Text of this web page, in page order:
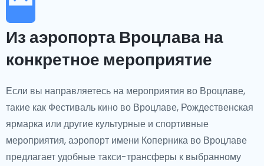
Из аэропорта Вроцлава на
конкретное мероприятие
Если вы направляетесь на мероприятия во Вроцлаве,
такие как Фестиваль кино во Вроцлаве, Рождественская
ярмарка или другие культурные и спортивные
мероприятия, аэропорт имени Коперника во Вроцлаве
предлагает удобные такси-трансферы к выбранному